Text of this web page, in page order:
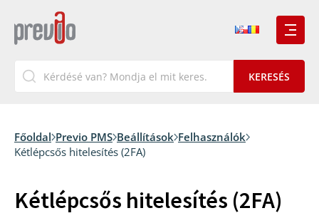
Főoldal Previo PMS Beállítások Felhasználók
Kétlépcsős hitelesítés (2FA)
Kétlépcsős hitelesítés (2FA)